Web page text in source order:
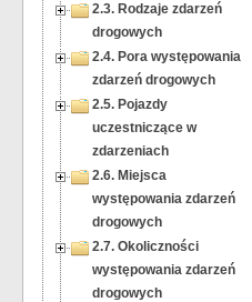
2.3. Rodzaje zdarzeń
drogowych
2.4. Pora występowania
zdarzeń drogowych
2.5. Pojazdy
uczestniczące w
zdarzeniach
2.6. Miejsca
występowania zdarzeń
drogowych
2.7. Okoliczności
występowania zdarzeń
drogowych